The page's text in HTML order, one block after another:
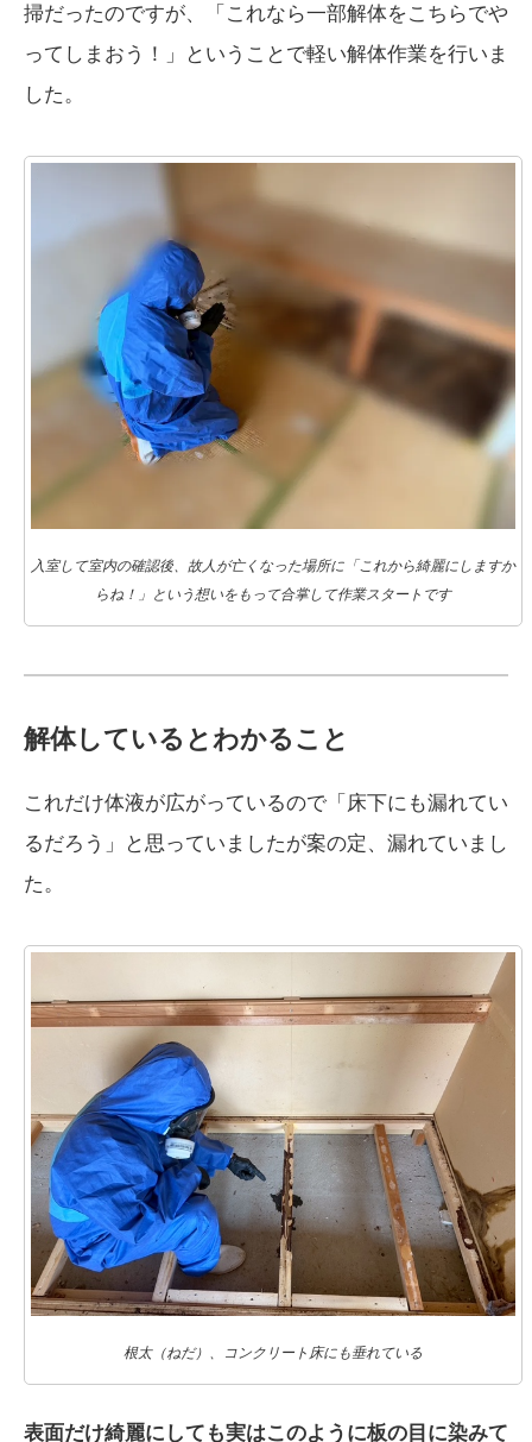
掃だったのですが、「これなら一部解体をこちらでや
ってしまおう！」ということで軽い解体作業を行いま
した。
入室して室内の確認後、故人が亡くなった場所に「これから綺麗にしますか
らね！」という想いをもって合掌して作業スタートです
解体しているとわかること
これだけ体液が広がっているので「床下にも漏れてい
るだろう」と思っていましたが案の定、漏れていまし
た。
根太（ねだ）、コンクリート床にも垂れている
表面だけ綺麗にしても実はこのように板の目に染みて